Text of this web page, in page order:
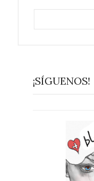
¡SÍGUENOS!